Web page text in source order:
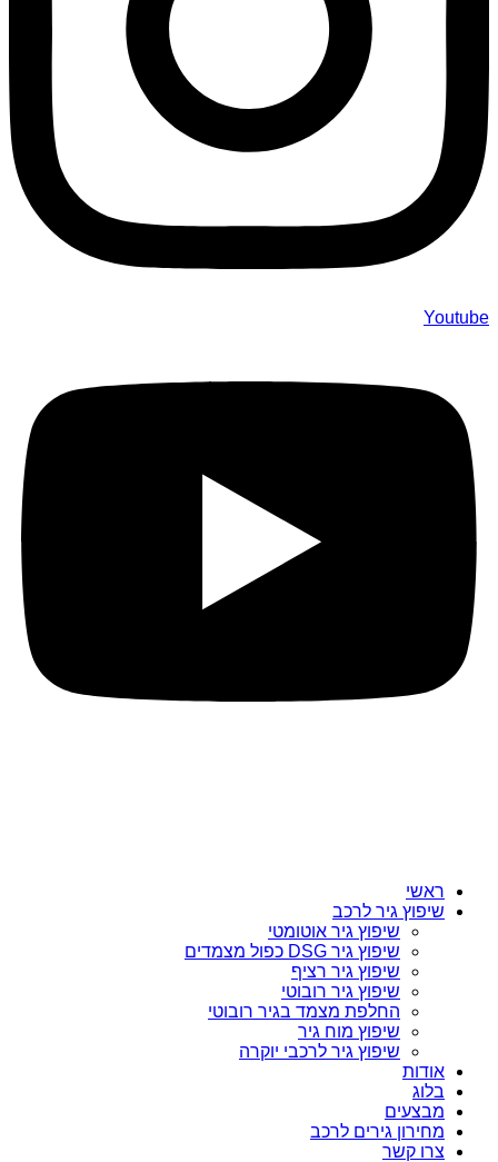
Youtube
ראשי
שיפוץ גיר לרכב
שיפוץ גיר אוטומטי
שיפוץ גיר DSG כפול מצמדים
שיפוץ גיר רציף
שיפוץ גיר רובוטי
החלפת מצמד בגיר רובוטי
שיפוץ מוח גיר
שיפוץ גיר לרכבי יוקרה
אודות
בלוג
מבצעים
מחירון גירים לרכב
צרו קשר